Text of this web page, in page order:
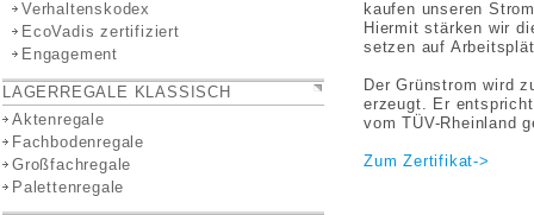
Verhaltenskodex
EcoVadis zertifiziert
Engagement
LAGERREGALE KLASSISCH
Aktenregale
Fachbodenregale
Großfachregale
Palettenregale
kaufen unseren
Hiermit stärken wir
setzen auf
Der Grünstrom wird
erzeugt. Er
vom TÜV-Rheinland
Zum Zertifikat->